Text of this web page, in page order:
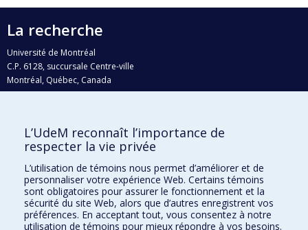
La recherche
Université de Montréal
C.P. 6128, succursale Centre-ville
Montréal, Québec, Canada
H3C 3J7
Qui fait quoi?
Nous trouver
Plan du site
Accessibilité
L’UdeM reconnaît l’importance de
respecter la vie privée
L’utilisation de témoins nous permet d’améliorer et de
personnaliser votre expérience Web. Certains témoins
sont obligatoires pour assurer le fonctionnement et la
sécurité du site Web, alors que d’autres enregistrent vos
préférences. En acceptant tout, vous consentez à notre
utilisation de témoins pour mieux répondre à vos besoins.